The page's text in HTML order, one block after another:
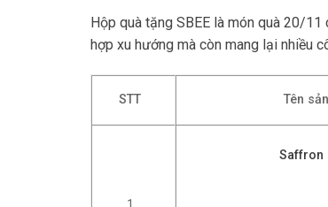
Hộp quà tặng SBEE là món quà 20/
hợp xu hướng mà còn mang lại nhiều
STT Tên
Saffron